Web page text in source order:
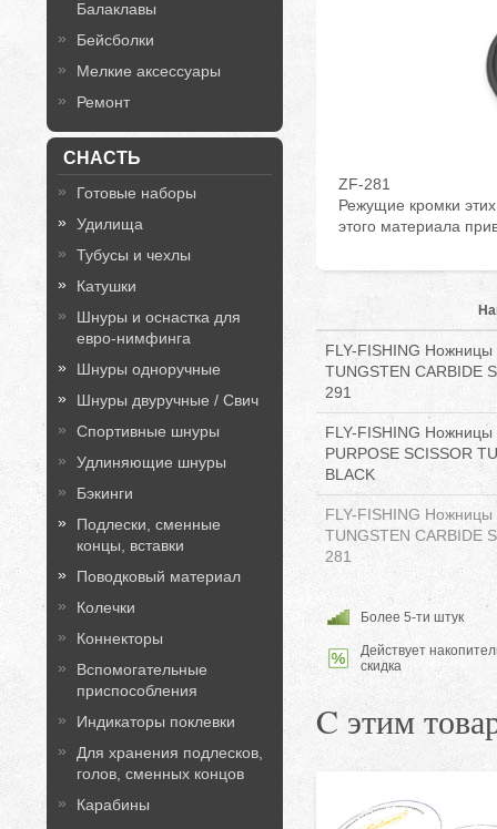
Балаклавы
Бейсболки
Мелкие аксессуары
Ремонт
СНАСТЬ
Готовые наборы
Удилища
Тубусы и чехлы
Катушки
Шнуры и оснастка для
евро-нимфинга
Шнуры одноручные
Шнуры двуручные / Свич
Спортивные шнуры
Удлиняющие шнуры
Бэкинги
Подлески, сменные
концы, вставки
Поводковый материал
Колечки
Коннекторы
Вспомогательные
приспособления
Индикаторы поклевки
Для хранения подлесков,
голов, сменных концов
Карабины
ZF-281
Режущие кромки
этого материала
FLY-FISHING
TUNGSTEN CARBIDE
291
FLY-FISHING
PURPOSE SCISSOR
BLACK
FLY-FISHING
TUNGSTEN CARBIDE
281
Более 5-ти штук
Действует
скидка
C этим